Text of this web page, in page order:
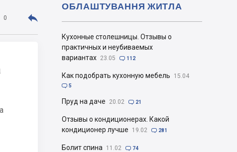
0 
Кухонные столешницы. Отзывы о
практичных и неубиваемых
вариантах 23.05  112
Как подобрать кухонную мебель 15.04
 5
Пруд на даче 20.02  21
Отзывы о кондиционерах. Какой
кондиционер лучше
19.02  281
Болит спина 11.02  74
ОБЛАШТУВАННЯ ЖИТЛА